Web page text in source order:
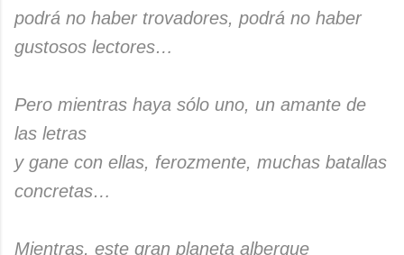
podrá no haber trovadores, podrá no haber
gustosos lectores…
Pero mientras haya sólo uno, un amante de
las letras
y gane con ellas, ferozmente, muchas batallas
concretas…
Mientras, este gran planeta albergue